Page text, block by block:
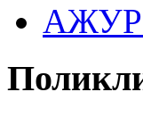
АЖУР: